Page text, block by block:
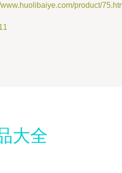
product/
大全